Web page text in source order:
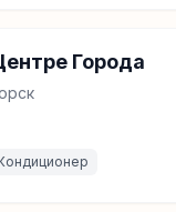
Города